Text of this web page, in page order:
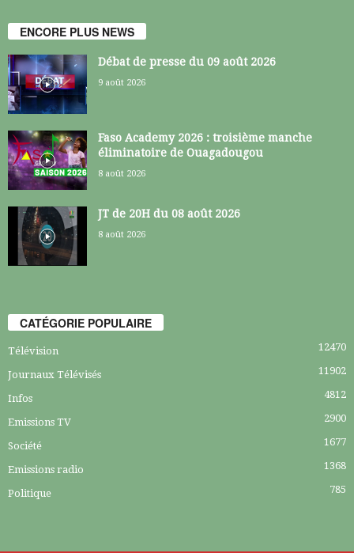
ENCORE PLUS NEWS
Débat de presse du 09 août 2026
9 août 2026
Faso Academy 2026 : troisième manche
éliminatoire de Ouagadougou
8 août 2026
JT de 20H du 08 août 2026
8 août 2026
CATÉGORIE POPULAIRE
Télévision 12470
Journaux Télévisés 11902
Infos 4812
Emissions TV 2900
Société 1677
Emissions radio 1368
Politique 785